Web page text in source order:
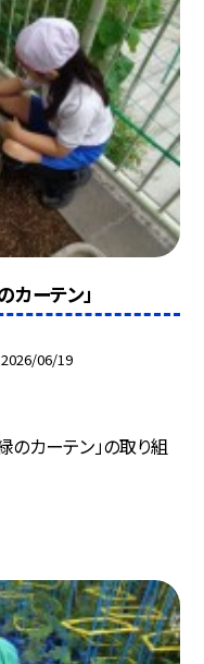
カーテン」
2026/06/19
のカーテン」の取り組